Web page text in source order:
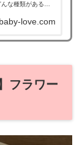
な種類がある
ます。love.com
フラワー